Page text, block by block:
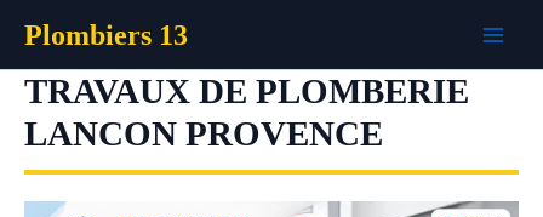
contenu
Plombiers 13
TRAVAUX DE PLOMBERIE
LANCON PROVENCE